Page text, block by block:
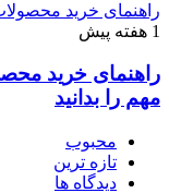
راهنمای خرید محصولات نود 32؛ قبل از خرید این نکات
1 هفته پیش
مهم را بدانید
محبوب
تازه ترین
دیدگاه ها